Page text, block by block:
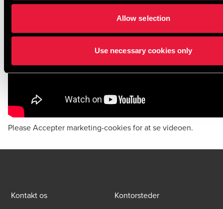
Allow selection
Use necessary cookies only
PleaseAccepter marketing-cookiesfor at se videoen.
Kontakt os
Kontorsteder